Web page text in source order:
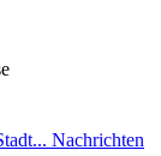
Nachrichten